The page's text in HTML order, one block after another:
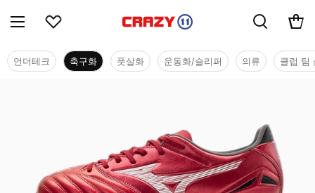
언더테크 축구화 풋살화 운동화/슬리퍼 의류 클럽 팀